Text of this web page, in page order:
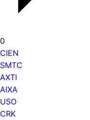
0
CIEN
SMTC
AXTI
AIXA
USO
CRK